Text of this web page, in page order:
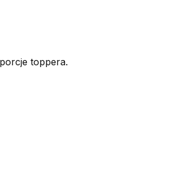
toppera.